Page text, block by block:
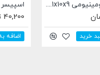
اسپیسر فلزی خارج از مرکز مناسب برای رگلاژ مکانیسم های حرکتی Openbuilds طول 6 میلی متر
اضافه به سبد خرید